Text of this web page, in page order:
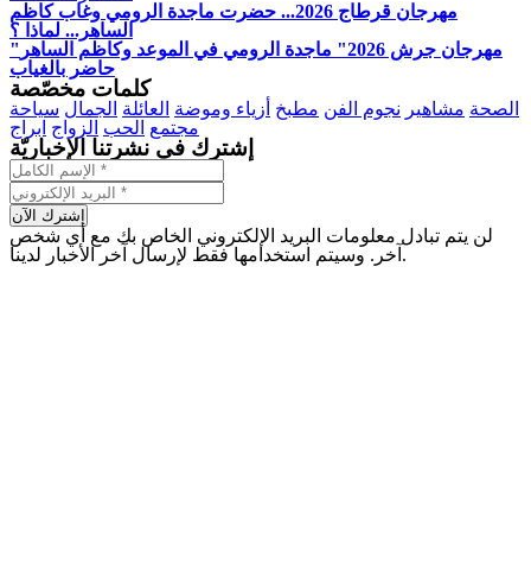
مهرجان قرطاج 2026... حضرت ماجدة الرومي وغاب كاظم
الساهر... لماذا ؟
"مهرجان جرش 2026" ماجدة الرومي في الموعد وكاظم الساهر
حاضر بالغياب
كلمات مخصّصة
الصحة مشاهير نجوم الفن مطبخ أزياء وموضة العائلة الجمال سياحة
مجتمع الحب الزواج ابراج
إشترك في نشرتنا الإخباريّة
لن يتم تبادل معلومات البريد الإلكتروني الخاص بك مع أي شخص
آخر. وسيتم استخدامها فقط لإرسال آخر الأخبار لدينا.